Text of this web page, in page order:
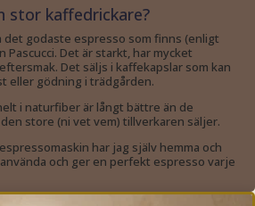
stor kaffedrickare?
det godaste espresso som finns (enligt
Pascucci. Det är starkt, har mycket
Det säljs i kaffekapslar som kan
eller gödning i trädgården.
i naturfiber är långt bättre än de
store (ni vet vem) tillverkaren säljer.
har jag själv hemma och
och ger en perfekt espresso varje